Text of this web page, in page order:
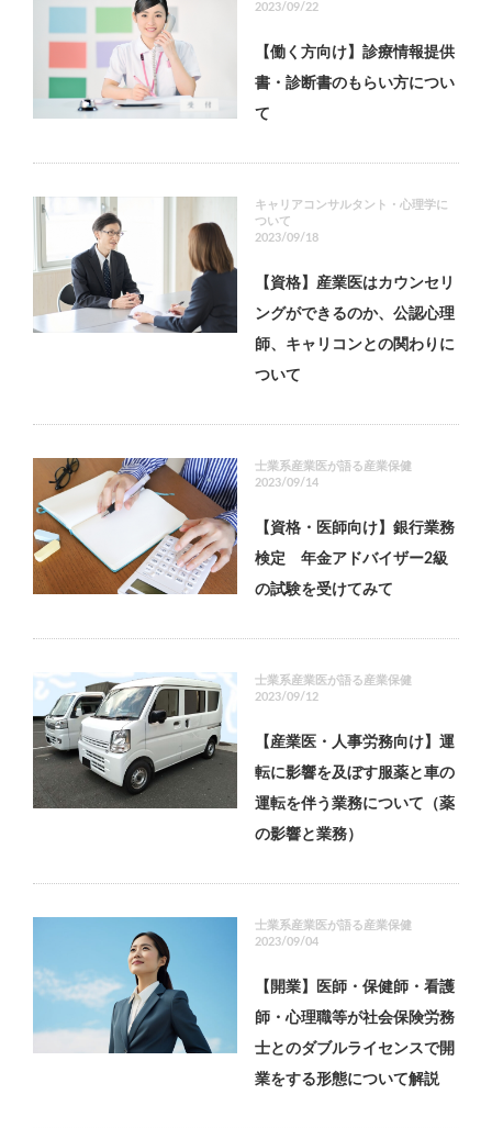
2023/09/22
【働く方向け】診療情報提供
書・診断書のもらい方につい
て
キャリアコンサルタント・心理学に
ついて
2023/09/18
【資格】産業医はカウンセリ
ングができるのか、公認心理
師、キャリコンとの関わりに
ついて
士業系産業医が語る産業保健
2023/09/14
【資格・医師向け】銀行業務
検定 年金アドバイザー2級
の試験を受けてみて
士業系産業医が語る産業保健
2023/09/12
【産業医・人事労務向け】運
転に影響を及ぼす服薬と車の
運転を伴う業務について（薬
の影響と業務）
士業系産業医が語る産業保健
2023/09/04
【開業】医師・保健師・看護
師・心理職等が社会保険労務
士とのダブルライセンスで開
業をする形態について解説